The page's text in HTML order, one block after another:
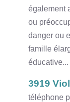
également
ou
danger ou
famille
éducative...
3919
téléphone